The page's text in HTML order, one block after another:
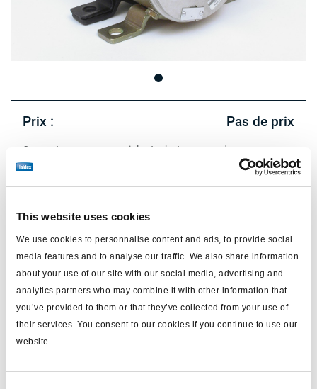
This website uses cookies
We use cookies to personnalise content and ads, to provide social
media features and to analyse our traffic. We also share information
about your use of our site with our social media, advertising and
analytics partners who may combine it with other information that
you’ve provided to them or that they’ve collected from your use of
their services. You consent to our cookies if you continue to use our
website.
Prix : Pas de prix
Connectez-vous pour voir le stock et commander.
piston/diaphragme type à piston
diamètre du piston (mm) 125
course (mm) 75
support de fixation avec